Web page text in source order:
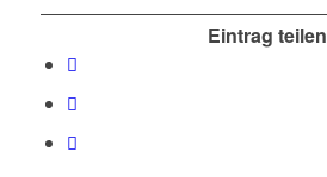
Eintrag teilen